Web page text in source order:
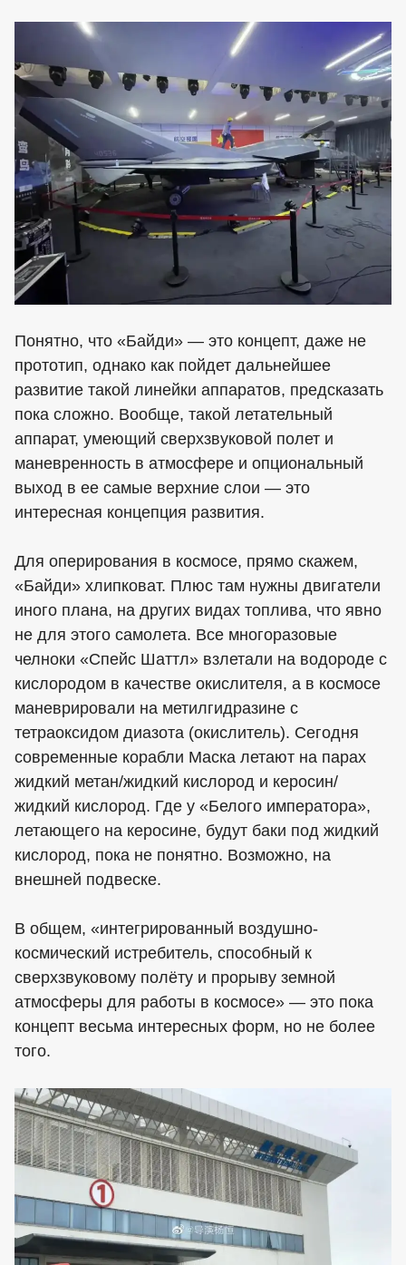
Понятно, что «Байди» — это концепт, даже не
прототип, однако как пойдет дальнейшее
развитие такой линейки аппаратов, предсказать
пока сложно. Вообще, такой летательный
аппарат, умеющий сверхзвуковой полет и
маневренность в атмосфере и опциональный
выход в ее самые верхние слои — это
интересная концепция развития.
Для оперирования в космосе, прямо скажем,
«Байди» хлипковат. Плюс там нужны двигатели
иного плана, на других видах топлива, что явно
не для этого самолета. Все многоразовые
челноки «Спейс Шаттл» взлетали на водороде с
кислородом в качестве окислителя, а в космосе
маневрировали на метилгидразине с
тетраоксидом диазота (окислитель). Сегодня
современные корабли Маска летают на парах
жидкий метан/жидкий кислород и керосин/
жидкий кислород. Где у «Белого императора»,
летающего на керосине, будут баки под жидкий
кислород, пока не понятно. Возможно, на
внешней подвеске.
В общем, «интегрированный воздушно-
космический истребитель, способный к
сверхзвуковому полёту и прорыву земной
атмосферы для работы в космосе» — это пока
концепт весьма интересных форм, но не более
того.